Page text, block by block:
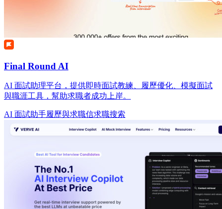
Final Round AI
AI 面試助理平台，提供即時面試教練、履歷優化、模擬面試
與職涯工具，幫助求職者成功上岸。
AI 面試助手履歷與求職信求職搜索